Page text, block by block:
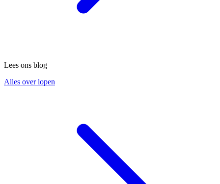
Lees ons blog
Alles over lopen